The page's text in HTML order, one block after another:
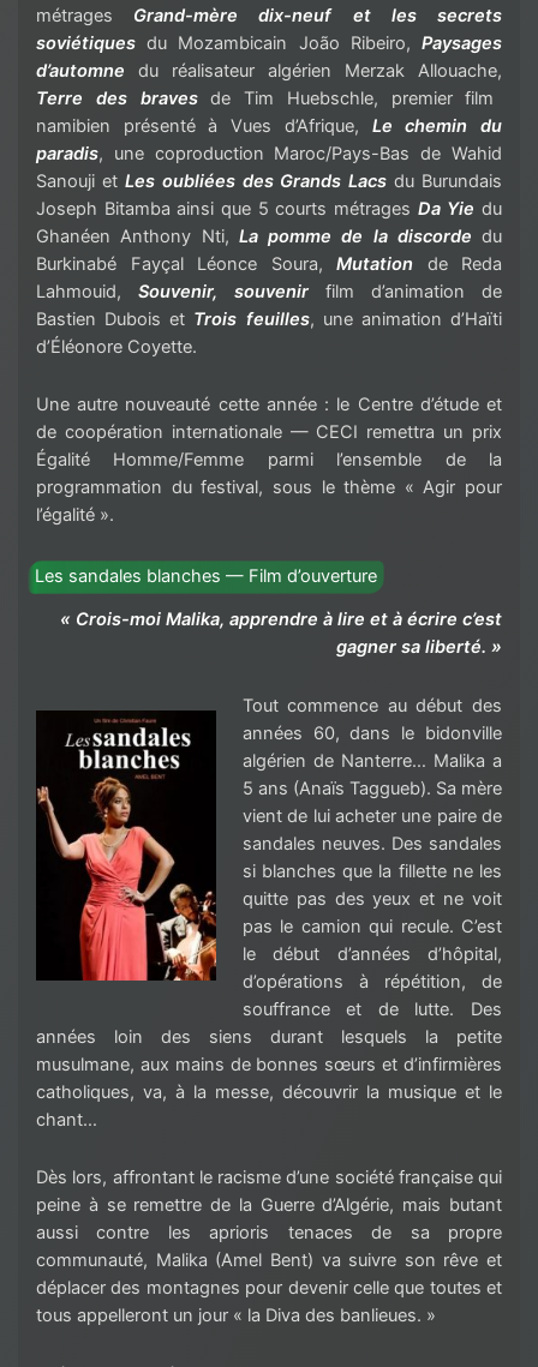
métrages Grand-mère dix-neuf et les secrets
soviétiques du Mozambicain João Ribeiro, Paysages
d’automne du réalisateur algérien Merzak Allouache,
Terre des bravesde Tim Huebschle, premier film
namibien présenté à Vues d’Afrique, Le chemin du
paradis, une coproduction Maroc/Pays-Bas de Wahid
Sanouji et Les oubliées des Grands Lacs du Burundais
Joseph Bitamba ainsi que 5 courts métrages Da Yie du
Ghanéen Anthony Nti, La pomme de la discorde du
Burkinabé Fayçal Léonce Soura, Mutation de Reda
Lahmouid, Souvenir, souvenir film d’animation de
Bastien Dubois et Trois feuilles, une animation d’Haïti
d’Éléonore Coyette.
Une autre nouveauté cette année : le Centre d’étude et
de coopération internationale — CECI remettra un prix
Égalité Homme/Femme parmi l’ensemble de la
programmation du festival, sous le thème « Agir pour
l’égalité ».
Les sandales blanches — Film d’ouverture
« Crois-moi Malika, apprendre à lire et à écrire c’est
gagner sa liberté. »
Tout commence au début des
années 60, dans le bidonville
algérien de Nanterre… Malika a
5 ans (Anaïs Taggueb). Sa mère
vient de lui acheter une paire de
sandales neuves. Des sandales
si blanches que la fillette ne les
quitte pas des yeux et ne voit
pas le camion qui recule. C’est
le début d’années d’hôpital,
d’opérations à répétition, de
souffrance et de lutte. Des
années loin des siens durant lesquels la petite
musulmane, aux mains de bonnes sœurs et d’infirmières
catholiques, va, à la messe, découvrir la musique et le
chant…
Dès lors, affrontant le racisme d’une société française qui
peine à se remettre de la Guerre d’Algérie, mais butant
aussi contre les aprioris tenaces de sa propre
communauté, Malika (Amel Bent) va suivre son rêve et
déplacer des montagnes pour devenir celle que toutes et
tous appelleront un jour « la Diva des banlieues. »